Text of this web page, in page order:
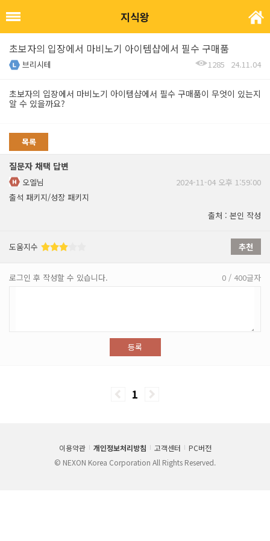
지식왕
초보자의 입장에서 마비노기 아이템샵에서 필수 구매품
브리시테 1285 24.11.04
초보자의 입장에서 마비노기 아이템샵에서 필수 구매품이 무엇이 있는지
알 수 있을까요?
목록
질문자 채택 답변
오엘님
2024-11-04 오후 1:59:00
출석 패키지/성장 패키지
출처 : 본인 작성
도움지수 추천
로그인 후 작성할 수 있습니다. 0 / 400글자
등록
1
이용약관 개인정보처리방침 고객센터
PC버전
© NEXON Korea Corporation All Rights Reserved.